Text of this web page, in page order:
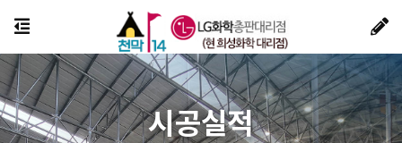
시공실적